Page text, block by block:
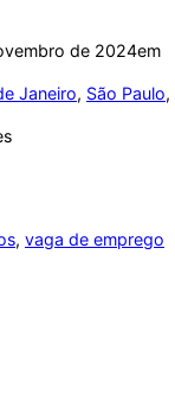
de 2024em
Janeiro, São Paulo,
, vaga de emprego